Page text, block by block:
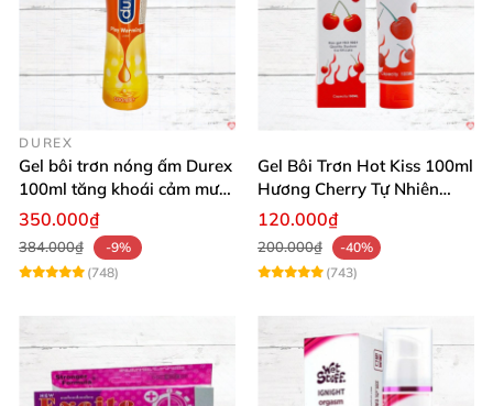
DUREX
Gel bôi trơn nóng ấm Durex
100ml tăng khoái cảm mượt
mà
350.000₫
384.000₫
-9%
(748)
Gel Bôi Trơn Hot Kiss 100ml
Hương Cherry Tự Nhiên
Mượt Mà
120.000₫
200.000₫
-40%
(743)